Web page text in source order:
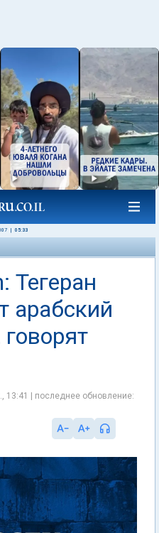
05:33
Тегеран
арабский
13:41 | последнее обновление: